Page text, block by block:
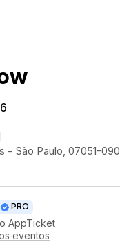
- São Paulo, 07051-090
PRO
AppTicket
eventos